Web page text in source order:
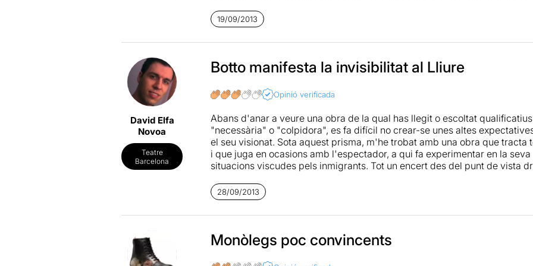
19/09/2013
David Elfa
Novoa
Teatre
Barcelona
Botto manifesta la invisibilitat al Lliure
Opinió verificada
Abans d'anar a veure una obra de la qual has llegit o escoltat
"necessària" o "colpidora", es fa difícil no crear-se unes altes
el seu visionat. Sota aquest prisma, m'he trobat amb una obra que
i que juga en ocasions amb l'espectador, a qui fa experimentar en la
situacions viscudes pels inmigrants. Tot un encert des del punt de vista
tot i trobar-me amb una bona obra, no sapigués veure les proeses i
sabut apreciar. Aquest fet s'evidencia al veure tota la platea dreta
l'obra, que més que un gest espontani sembla un condicionament
sembla força encertada i ben treballada, però potser per mi no té la gran
principi se'ns vol fer veure. No obstant, s'agraeix l'estructura en cinc
el ritme de l'obra i el contingut d'aquestos, que a més es presentat d'una
28/09/2013
Monòlegs poc convincents